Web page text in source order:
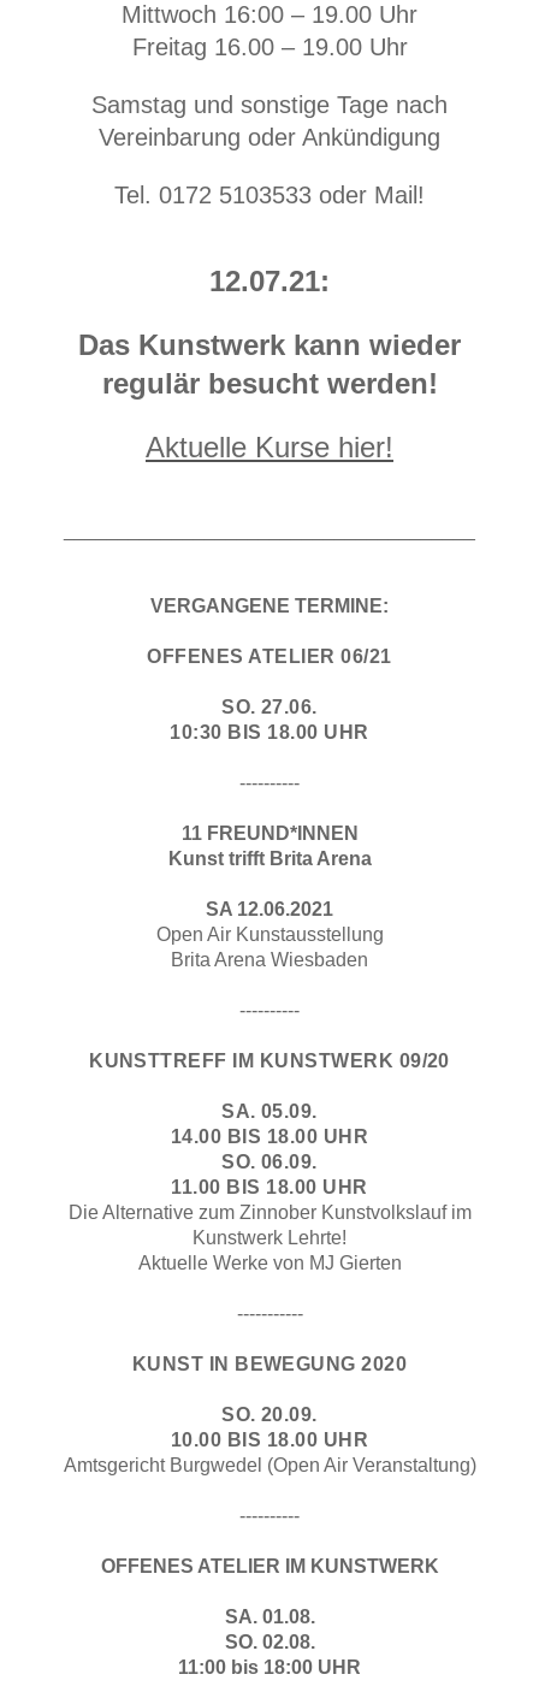
Mittwoch 16:00 – 19.00 Uhr
Freitag 16.00 – 19.00 Uhr
Samstag und sonstige Tage nach
Vereinbarung oder Ankündigung
Tel. 0172 5103533 oder Mail!
12.07.21:
Das Kunstwerk kann wieder
regulär besucht werden!
Aktuelle Kurse hier!
VERGANGENE TERMINE:
OFFENES ATELIER 06/21
SO. 27.06.
10:30 BIS 18.00 UHR
----------
11 FREUND*INNEN
Kunst trifft Brita Arena
SA 12.06.2021
Open Air Kunstausstellung
Brita Arena Wiesbaden
----------
KUNSTTREFF IM KUNSTWERK 09/20
SA. 05.09.
14.00 BIS 18.00 UHR
SO. 06.09.
11.00 BIS 18.00 UHR
Die Alternative zum Zinnober Kunstvolkslauf im
Kunstwerk Lehrte!
Aktuelle Werke von MJ Gierten
-----------
KUNST IN BEWEGUNG 2020
SO. 20.09.
10.00 BIS 18.00 UHR
Amtsgericht Burgwedel (Open Air Veranstaltung)
----------
OFFENES ATELIER IM KUNSTWERK
SA. 01.08.
SO. 02.08.
11:00 bis 18:00 UHR